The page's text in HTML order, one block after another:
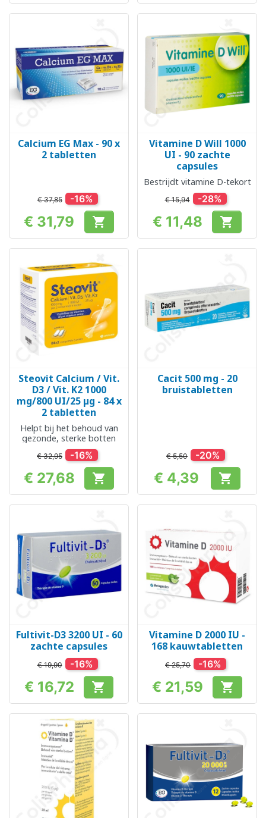
Calcium EG Max - 90 x
2 tabletten
€ 37,85 -16%
Prijs
€ 31,79 
Vitamine D Will 1000
UI - 90 zachte
capsules
Bestrijdt vitamine D-tekort
€ 15,94 -28%
Prijs
€ 11,48 
Steovit Calcium / Vit.
D3 / Vit. K2 1000
mg/800 UI/25 µg - 84 x
2 tabletten
Helpt bij het behoud van
gezonde, sterke botten
€ 32,95 -16%
Prijs
€ 27,68 
Cacit 500 mg - 20
bruistabletten
€ 5,50 -20%
Prijs
€ 4,39 
Fultivit-D3 3200 UI - 60
zachte capsules
€ 19,90 -16%
Prijs
€ 16,72 
Vitamine D 2000 IU -
168 kauwtabletten
€ 25,70 -16%
Prijs
€ 21,59 